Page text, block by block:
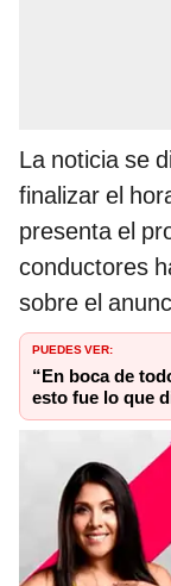
La noticia se
finalizar el
presenta el
conductores
sobre el
PUEDES VER:
“En boca de
esto fue lo que